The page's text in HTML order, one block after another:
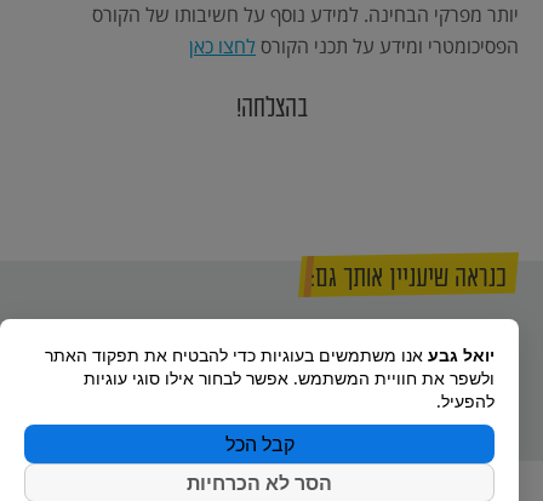
יותר מפרקי הבחינה. למידע נוסף על חשיבותו של הקורס
הפסיכומטרי ומידע על תכני הקורס לחצו כאן
בהצלחה!
כנראה שיעניין אותך גם:
פסיכומטרי
ביואל גבע
בפיקדון
לתיכוניסטים
יואל גבע אנו משתמשים בעוגיות כדי להבטיח את תפקוד האתר
ולשפר את חוויית המשתמש. אפשר לבחור אילו סוגי עוגיות
להפעיל.
קבל הכל
הסר לא הכרחיות